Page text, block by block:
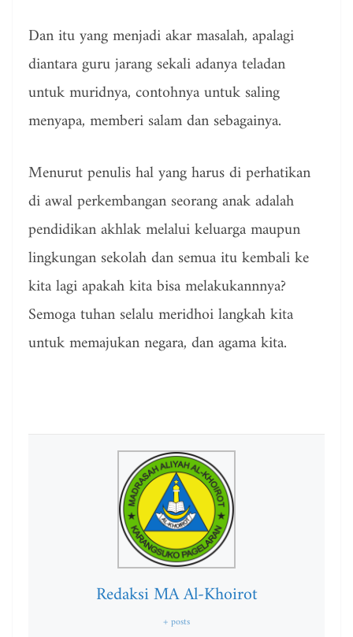
Dan itu yang menjadi akar masalah, apalagi
diantara guru jarang sekali adanya teladan
untuk muridnya, contohnya untuk saling
menyapa, memberi salam dan sebagainya.
Menurut penulis hal yang harus di perhatikan
di awal perkembangan seorang anak adalah
pendidikan akhlak melalui keluarga maupun
lingkungan sekolah dan semua itu kembali ke
kita lagi apakah kita bisa melakukannnya?
Semoga tuhan selalu meridhoi langkah kita
untuk memajukan negara, dan agama kita.
Redaksi MA Al-Khoirot
+ posts